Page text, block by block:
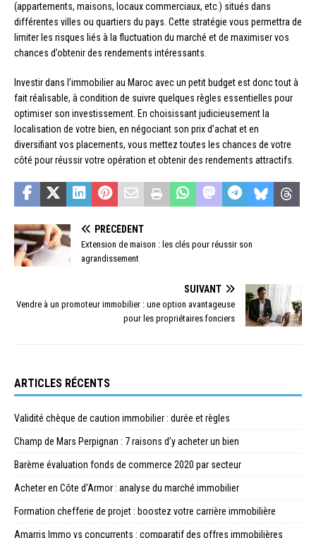
(appartements, maisons, locaux commerciaux, etc.) situés dans
différentes villes ou quartiers du pays. Cette stratégie vous permettra de
limiter les risques liés à la fluctuation du marché et de maximiser vos
chances d’obtenir des rendements intéressants.
Investir dans l’immobilier au Maroc avec un petit budget est donc tout à
fait réalisable, à condition de suivre quelques règles essentielles pour
optimiser son investissement. En choisissant judicieusement la
localisation de votre bien, en négociant son prix d’achat et en
diversifiant vos placements, vous mettez toutes les chances de votre
côté pour réussir votre opération et obtenir des rendements attractifs.
PRÉCÉDENT
Extension de maison : les clés pour réussir son
agrandissement
SUIVANT
Vendre à un promoteur immobilier : une option avantageuse
pour les propriétaires fonciers
ARTICLES RÉCENTS
Validité chèque de caution immobilier : durée et règles
Champ de Mars Perpignan : 7 raisons d’y acheter un bien
Barème évaluation fonds de commerce 2020 par secteur
Acheter en Côte d’Armor : analyse du marché immobilier
Formation chefferie de projet : boostez votre carrière immobilière
Amarris Immo vs concurrents : comparatif des offres immobilières